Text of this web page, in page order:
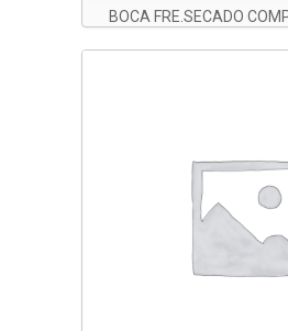
BOCA FRE.SECADO